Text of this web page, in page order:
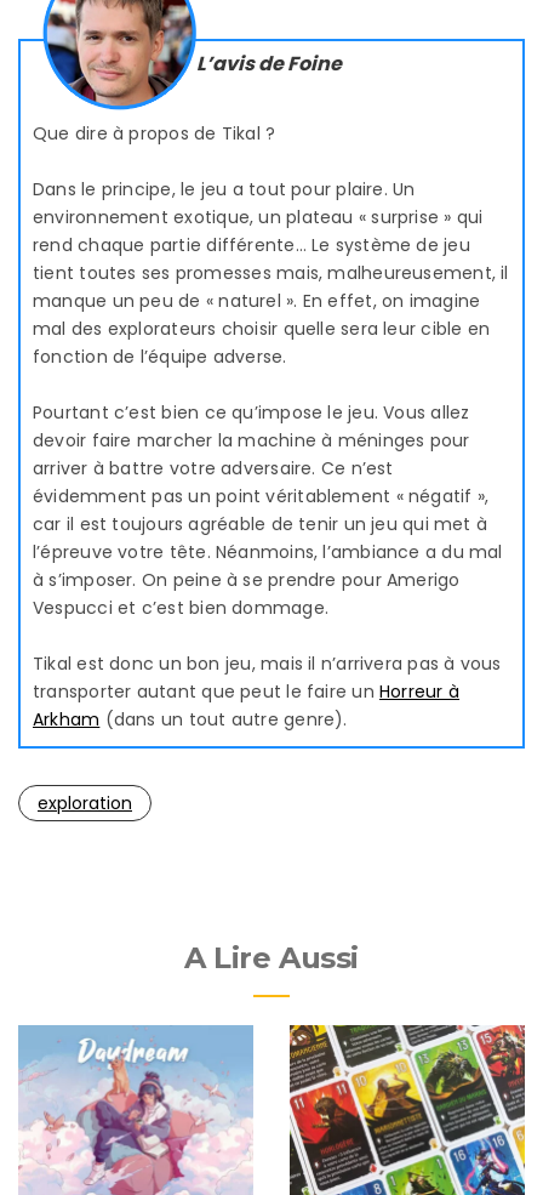
L’avis de Foine
Que dire à propos de Tikal ?
Dans le principe, le jeu a tout pour plaire. Un
environnement exotique, un plateau « surprise » qui
rend chaque partie différente… Le système de jeu
tient toutes ses promesses mais, malheureusement, il
manque un peu de « naturel ». En effet, on imagine
mal des explorateurs choisir quelle sera leur cible en
fonction de l’équipe adverse.
Pourtant c’est bien ce qu’impose le jeu. Vous allez
devoir faire marcher la machine à méninges pour
arriver à battre votre adversaire. Ce n’est
évidemment pas un point véritablement « négatif »,
car il est toujours agréable de tenir un jeu qui met à
l’épreuve votre tête. Néanmoins, l’ambiance a du mal
à s’imposer. On peine à se prendre pour Amerigo
Vespucci et c’est bien dommage.
Tikal est donc un bon jeu, mais il n’arrivera pas à vous
transporter autant que peut le faire unHorreur à
Arkham (dans un tout autre genre).
exploration
A Lire Aussi